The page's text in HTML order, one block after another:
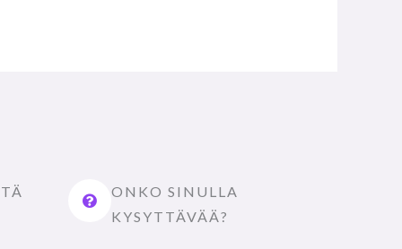
ONKO SINULLA
KYSYTTÄVÄÄ?